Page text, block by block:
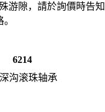
游隙，請於詢價時告知
6214
沟滚珠轴承